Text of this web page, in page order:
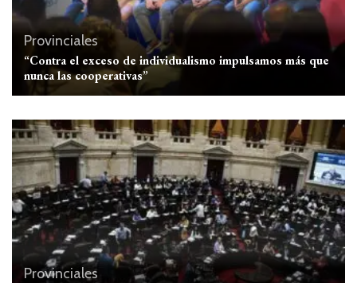
Provinciales
“Contra el exceso de individualismo impulsamos más que
nunca las cooperativas”
Provinciales